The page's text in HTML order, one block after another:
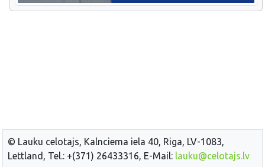
© Lauku celotajs, Kalnciema iela 40, Riga, LV-1083,
Lettland, Tel.: +(371) 26433316, E-Mail: lauku@celotajs.lv